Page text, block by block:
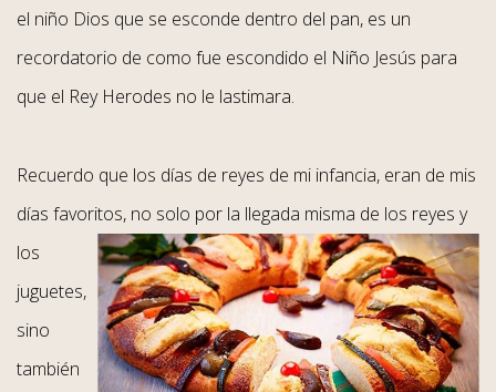
el niño Dios que se esconde dentro del pan, es un
recordatorio de como fue escondido el Niño Jesús para
que el Rey Herodes no le lastimara.
Recuerdo que los días de reyes de mi infancia, eran de mis
días favoritos, no solo por la llegada misma de los reyes y
los
juguetes,
sino
también